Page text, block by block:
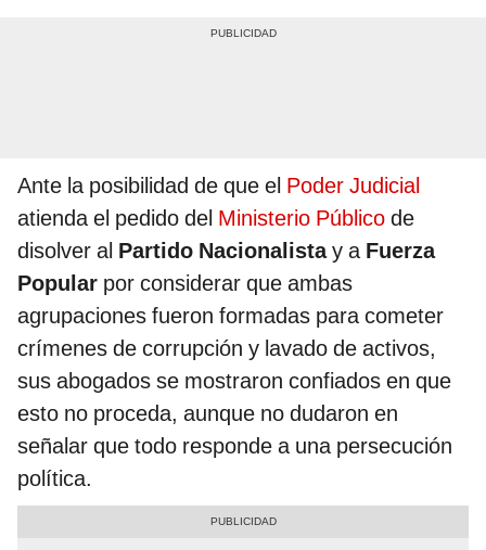
Ante la posibilidad de que el Poder Judicial
atienda el pedido del Ministerio Público de
disolver al Partido Nacionalistay a Fuerza
Popular por considerar que ambas
agrupaciones fueron formadas para cometer
crímenes de corrupción y lavado de activos,
sus abogados se mostraron confiados en que
esto no proceda, aunque no dudaron en
señalar que todo responde a una persecución
política.